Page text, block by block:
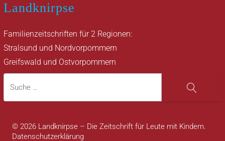
Landknirpse
Familienzeitschriften für 2 Regionen:
Stralsund und Nordvorpommern
Greifswald und Ostvorpommern
Suche
Suche
© 2026 Landknirpse – Die Zeitschrift für Leute mit Kindern.
Datenschutzerklärung